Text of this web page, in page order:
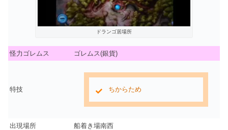
ドランゴ居場所
怪力ゴレムス ゴレムス(銀貨)
特技 ちからため
出現場所
船着き場南西